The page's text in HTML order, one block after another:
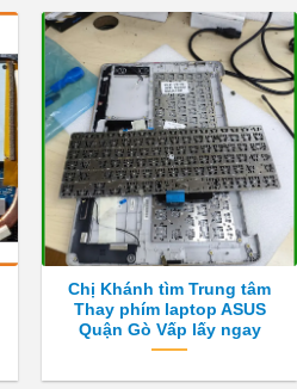
Chị Khánh tìm Trung tâm
Thay phím laptop ASUS
Quận Gò Vấp lấy ngay